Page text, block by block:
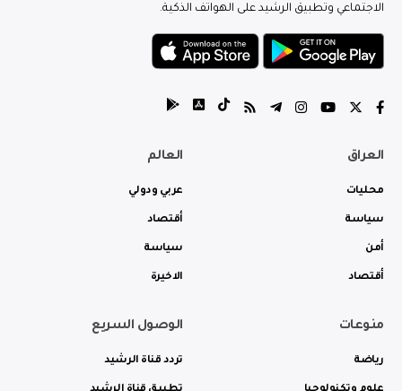
الاجتماعي وتطبيق الرشيد على الهواتف الذكية.
العراق
محليات
سياسة
أمن
أقتصاد
العالم
عربي ودولي
أقتصاد
سياسة
الاخيرة
منوعات
رياضة
الوصول السريع
تردد قناة الرشيد